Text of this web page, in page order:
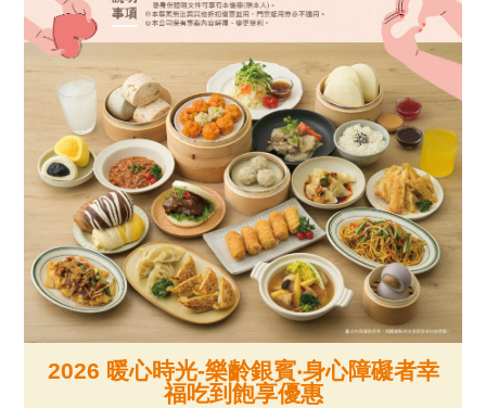
2026 暖心時光-樂齡銀賓‧身心障礙者幸
福吃到飽享優惠